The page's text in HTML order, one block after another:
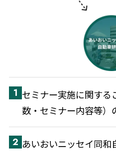
1 セミナー実施に関する
数・セミナー内容等）
2 あいおいニッセイ同